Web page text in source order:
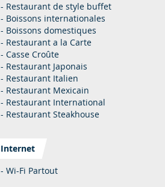
- Restaurant de style buffet
- Boissons internationales
- Boissons domestiques
- Restaurant a la Carte
- Casse Croûte
- Restaurant Japonais
- Restaurant Italien
- Restaurant Mexicain
- Restaurant International
- Restaurant Steakhouse
Internet
- Wi-Fi Partout